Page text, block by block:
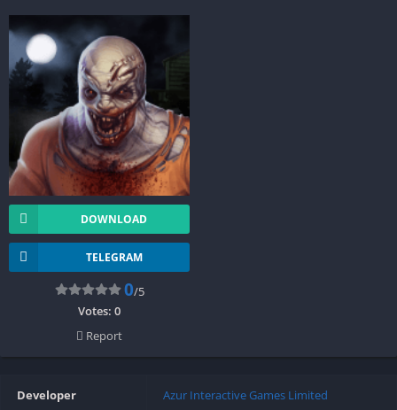
DOWNLOAD
TELEGRAM
0/5
Votes: 0
Report
Developer Azur Interactive Games Limited